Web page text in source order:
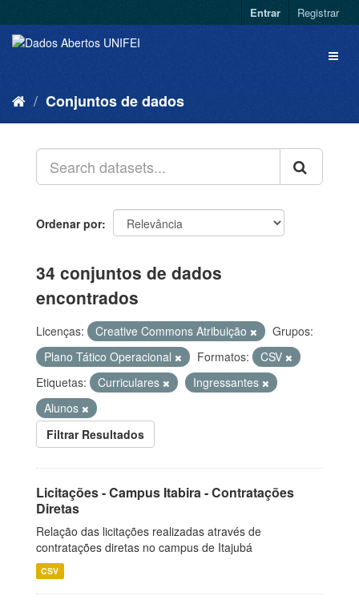
Entrar Registrar
Conjuntos de dados
Ordenar por
34 conjuntos de dados
encontrados
Licenças: Creative Commons Atribuição
Grupos:
Plano Tático Operacional
Formatos:
CSV
Etiquetas:
Curriculares
Ingressantes
Alunos
Filtrar Resultados
Licitações - Campus Itabira - Contratações
Diretas
Relação das licitações realizadas através de
contratações diretas no campus de Itajubá
CSV